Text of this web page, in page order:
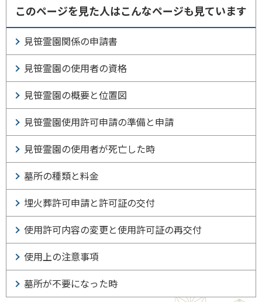
このページを見た人はこんなページも見ています
見笹霊園関係の申請書
見笹霊園の使用者の資格
見笹霊園の概要と位置図
見笹霊園使用許可申請の準備と申請
見笹霊園の使用者が死亡した時
墓所の種類と料金
埋火葬許可申請と許可証の交付
使用許可内容の変更と使用許可証の再交付
使用上の注意事項
墓所が不要になった時